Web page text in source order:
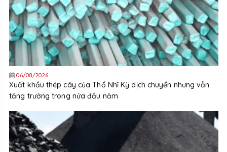
06/08/2026
Xuất khẩu thép cây của Thổ Nhĩ Kỳ dịch chuyển nhưng vẫn
tăng trưởng trong nửa đầu năm